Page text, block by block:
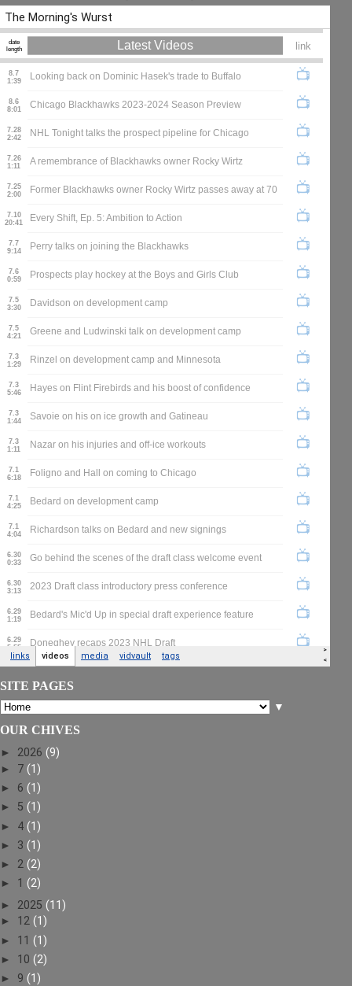
SITE PAGES
▼
OUR CHIVES
► 2026 (9)
► 7 (1)
► 6 (1)
► 5 (1)
► 4 (1)
► 3 (1)
► 2 (2)
► 1 (2)
► 2025 (11)
► 12 (1)
► 11 (1)
► 10 (2)
► 9 (1)